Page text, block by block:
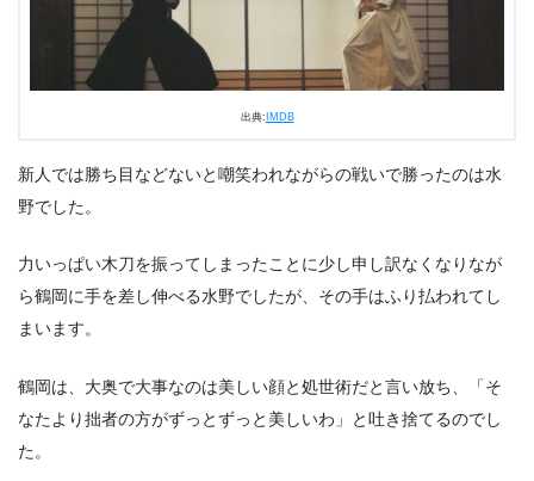
出典: IMDB
新人では勝ち目などないと嘲笑われながらの戦いで勝ったのは水
野でした。
力いっぱい木刀を振ってしまったことに少し申し訳なくなりなが
ら鶴岡に手を差し伸べる水野でしたが、その手はふり払われてし
まいます。
鶴岡は、大奥で大事なのは美しい顔と処世術だと言い放ち、「そ
なたより拙者の方がずっとずっと美しいわ」と吐き捨てるのでし
た。